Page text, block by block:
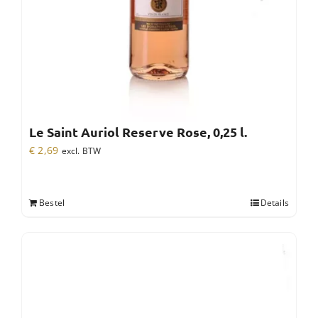
Le Saint Auriol Reserve Rose, 0,25 l.
€ 2,69 excl. BTW
Bestel Details